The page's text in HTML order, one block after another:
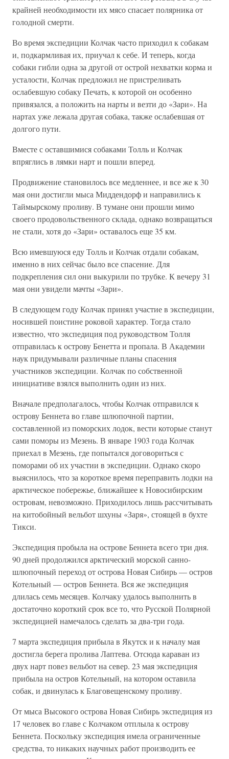
крайней необходимости их мясо спасает полярника от
голодной смерти.
Во время экспедиции Колчак часто приходил к собакам
и, подкармливая их, приучал к себе. И теперь, когда
собаки гибли одна за другой от острой нехватки корма и
усталости, Колчак предложил не пристреливать
ослабевшую собаку Печать, к которой он особенно
привязался, а положить на нарты и везти до «Зари». На
нартах уже лежала другая собака, также ослабевшая от
долгого пути.
Вместе с оставшимися собаками Толль и Колчак
впряглись в лямки нарт и пошли вперед.
Продвижение становилось все медленнее, и все же к 30
мая они достигли мыса Миддендорф и направились к
Таймырскому проливу. В тумане они прошли мимо
своего продовольственного склада, однако возвращаться
не стали, хотя до «Зари» оставалось еще 35 км.
Всю имевшуюся еду Толль и Колчак отдали собакам,
именно в них сейчас было все спасение. Для
подкрепления сил они выкурили по трубке. К вечеру 31
мая они увидели мачты «Зари».
В следующем году Колчак принял участие в экспедиции,
носившей поистине роковой характер. Тогда стало
известно, что экспедиция под руководством Толля
отправилась к острову Бенетта и пропала. В Академии
наук придумывали различные планы спасения
участников экспедиции. Колчак по собственной
инициативе взялся выполнить один из них.
Вначале предполагалось, чтобы Колчак отправился к
острову Беннета во главе шлюпочной партии,
составленной из поморских лодок, вести которые станут
сами поморы из Мезень. В январе 1903 года Колчак
приехал в Мезень, где попытался договориться с
поморами об их участии в экспедиции. Однако скоро
выяснилось, что за короткое время переправить лодки на
арктическое побережье, ближайшее к Новосибирским
островам, невозможно. Приходилось лишь рассчитывать
на китобойный вельбот шхуны «Заря», стоящей в бухте
Тикси.
Экспедиция пробыла на острове Беннета всего три дня.
90 дней продолжился арктический морской санно-
шлюпочный переход от острова Новая Сибирь — остров
Котельный — остров Беннета. Вся же экспедиция
длилась семь месяцев. Колчаку удалось выполнить в
достаточно короткий срок все то, что Русской Полярной
экспедицией намечалось сделать за два-три года.
7 марта экспедиция прибыла в Якутск и к началу мая
достигла берега пролива Лаптева. Отсюда караван из
двух нарт повез вельбот на север. 23 мая экспедиция
прибыла на остров Котельный, на котором оставила
собак, и двинулась к Благовещенскому проливу.
От мыса Высокого острова Новая Сибирь экспедиция из
17 человек во главе с Колчаком отплыла к острову
Беннета. Поскольку экспедиция имела ограниченные
средства, то никаких научных работ производить ее